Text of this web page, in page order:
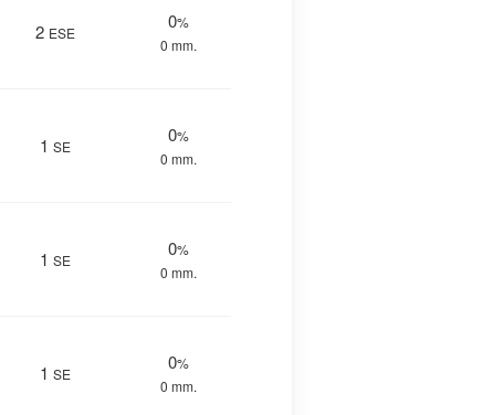
2 ESE
0%
0 mm.
1 SE
0%
0 mm.
1 SE
0%
0 mm.
1 SE
0%
0 mm.